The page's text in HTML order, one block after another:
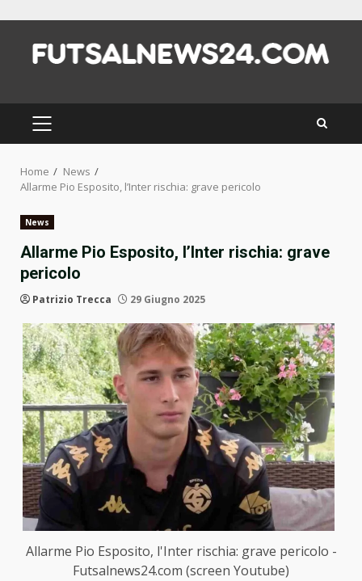
content
PRIMARY
MENU
Home
News
Allarme Pio Esposito, l’Inter rischia: grave pericolo
News
Allarme Pio Esposito, l’Inter rischia: grave
pericolo
Patrizio Trecca 29 Giugno 2025
Allarme Pio Esposito, l'Inter rischia: grave pericolo -
Futsalnews24.com (screen Youtube)